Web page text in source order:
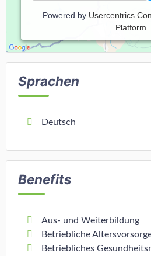
Powered by Usercentrics
Platform
Sprachen
Deutsch
Benefits
Aus- und Weiterbildung
Betriebliche
Betriebliches